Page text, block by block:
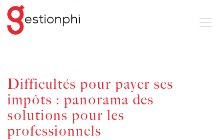
Difficultés pour payer ses
impôts : panorama des
solutions pour les
professionnels